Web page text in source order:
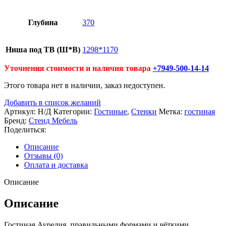
Глубина 370
Ниша под ТВ (Ш*В) 1298*1170
Уточнения стоимости и наличия товара +7949-500-14-14
Этого товара нет в наличии, заказ недоступен.
Добавить в список желаний
Артикул: Н/Д Категории: Гостиные, Стенки Метка: гостиная
Бренд: Стенд Мебель
Поделиться:
Описание
Отзывы (0)
Оплата и доставка
Описание
Описание